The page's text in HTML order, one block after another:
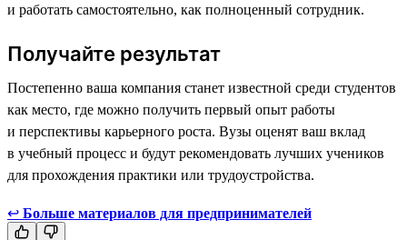
и работать самостоятельно, как полноценный сотрудник.
Получайте результат
Постепенно ваша компания станет известной среди студентов
как место, где можно получить первый опыт работы
и перспективы карьерного роста. Вузы оценят ваш вклад
в учебный процесс и будут рекомендовать лучших учеников
для прохождения практики или трудоустройства.
↩ Больше материалов для предпринимателей